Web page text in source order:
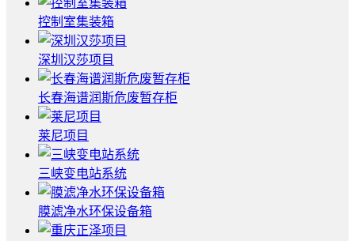
控制室集装箱
深圳汉莎项目
长春海谱润斯危废暂存柜
莱尼项目
三峡变电站系统
膜滤净水环保设备箱